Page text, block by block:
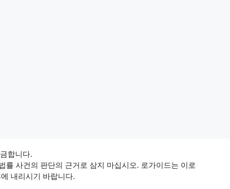
합니다.
사건의 판단의 근거로 삼지 마십시오. 로가이드는 이로
내리시기 바랍니다.